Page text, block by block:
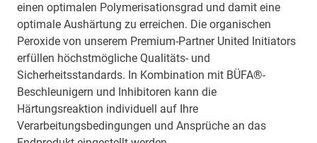
einen optimalen Polymerisationsgrad und damit eine
optimale Aushärtung zu erreichen. Die organischen
Peroxide von unserem Premium-Partner United Initiators
erfüllen höchstmögliche Qualitäts- und
Sicherheitsstandards. In Kombination mit BÜFA®-
Beschleunigern und Inhibitoren kann die
Härtungsreaktion individuell auf Ihre
Verarbeitungsbedingungen und Ansprüche an das